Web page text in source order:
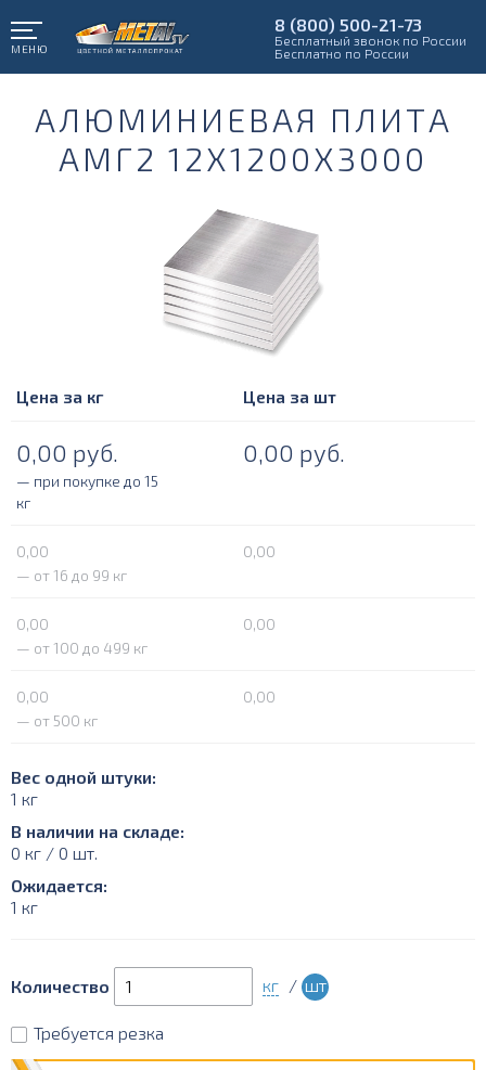
МЕНЮ
8 (800) 500-21-73
Бесплатный звонок по России
Бесплатно по России
АЛЮМИНИЕВАЯ ПЛИТА
АМГ2 12Х1200Х3000
Цена за кг Цена за шт
0,00 руб. 0,00 руб.
— при покупке до 15
кг
0,00
0,00
— от 16 до 99 кг
0,00
0,00
— от 100 до 499 кг
0,00
0,00
— от 500 кг
Вес одной штуки:
1 кг
В наличии на складе:
0 кг / 0 шт.
Ожидается:
1 кг
Количество кг / шт
Требуется резка